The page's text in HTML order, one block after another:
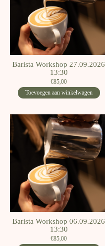
Barista Workshop 27.09.2026
13:30
€85,00
Toevoegen aan winkelwagen
Barista Workshop 06.09.2026
13:30
€85,00